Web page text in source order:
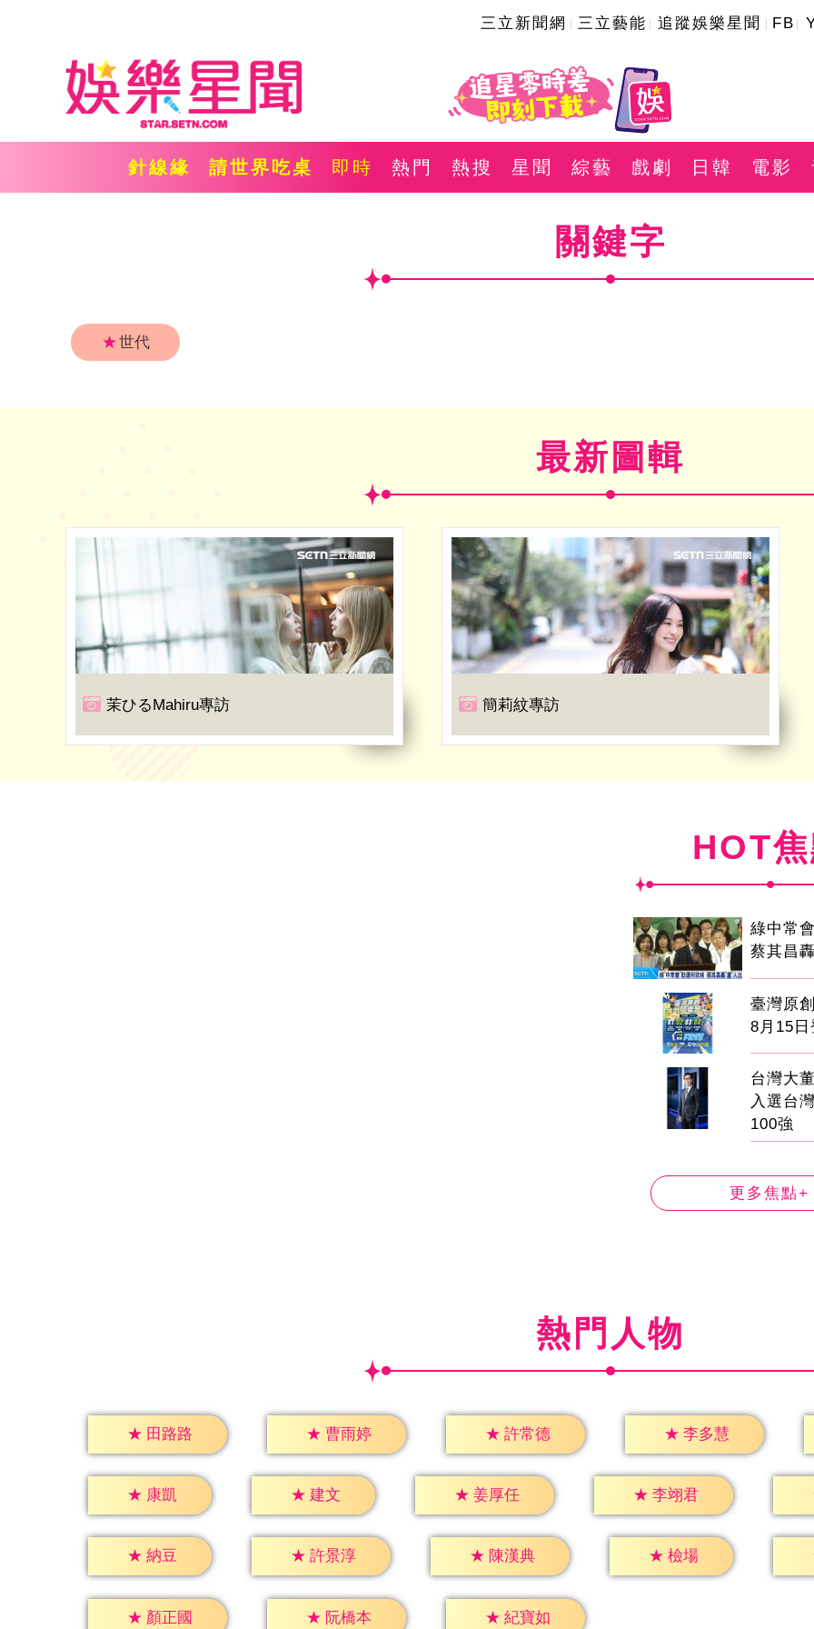
三立新聞網 三立藝能 追蹤娛樂星聞 FB
針線緣 請世界吃桌 即時 熱門 熱搜 星聞 綜藝 戲劇 日韓 電影
關鍵字
★世代
最新圖輯
茉ひるMahiru專訪 簡莉紋專訪
HOT
綠中常
蔡其昌
臺灣原
8月15
台灣大
入選台
100強
更多焦點+
熱門人物
★ 田路路 ★ 曹雨婷 ★ 許常德 ★ 李多慧
★ 康凱 ★ 建文 ★ 姜厚任 ★ 李翊君
★ 納豆 ★ 許景淳 ★ 陳漢典 ★ 檢場
★ 顏正國 ★ 阮橋本 ★ 紀寶如